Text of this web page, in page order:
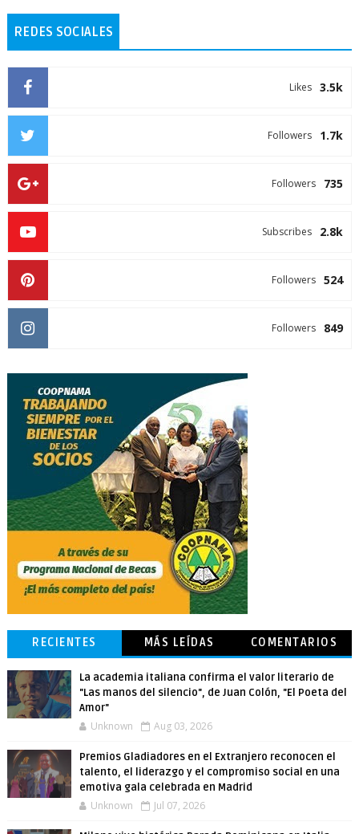
REDES SOCIALES
3.5k
Likes
1.7k
Followers
735
Followers
2.8k
Subscribes
524
Followers
849
Followers
RECIENTES MÁS LEÍDAS COMENTARIOS
La academia italiana confirma el valor literario de
"Las manos del silencio", de Juan Colón, "El Poeta del
Amor"
Unknown Aug 03, 2026
Premios Gladiadores en el Extranjero reconocen el
talento, el liderazgo y el compromiso social en una
emotiva gala celebrada en Madrid
Unknown Jul 07, 2026